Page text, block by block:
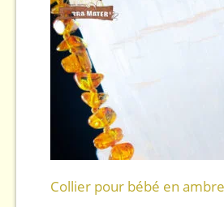
Collier pour bébé en